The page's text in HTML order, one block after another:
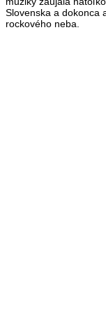
Slovenska a dokonca
rockového neba.